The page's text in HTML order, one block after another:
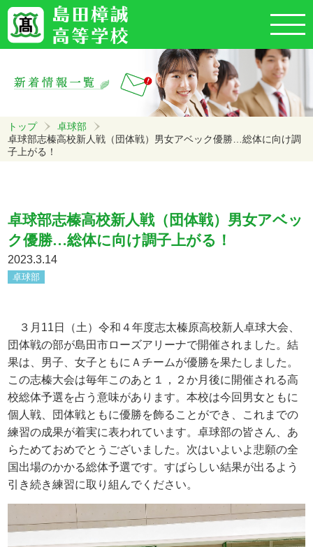
トップ
卓球部
卓球部志榛高校新人戦（団体戦）男女アベック優勝…総体に向け調
子上がる！
卓球部志榛高校新人戦（団体戦）男女アベッ
ク優勝…総体に向け調子上がる！
2023.3.14
卓球部
３月 11 日（土）令和４年度志太榛原高校新人卓球大会、
団体戦の部が島田市ローズアリーナで開催されました。結
果は、男子、女子ともにＡチームが優勝を果たしました。
この志榛大会は毎年このあと１，２か月後に開催される高
校総体予選を占う意味があります。本校は今回男女ともに
個人戦、団体戦ともに優勝を飾ることができ、これまでの
練習の成果が着実に表われています。卓球部の皆さん、あ
らためておめでとうございました。次はいよいよ悲願の全
国出場のかかる総体予選です。すばらしい結果が出るよう
引き続き練習に取り組んでください。